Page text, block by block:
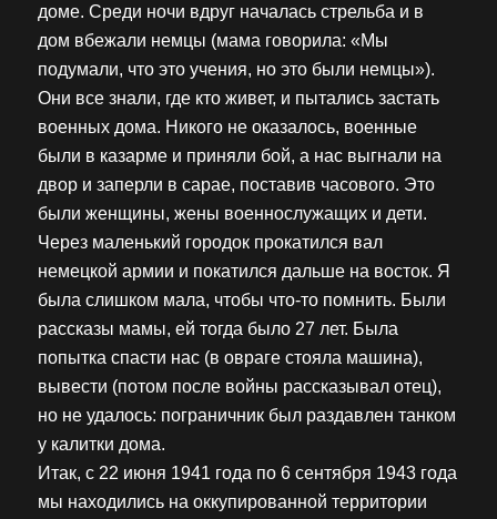
доме. Среди ночи вдруг началась стрельба и в
дом вбежали немцы (мама говорила: «Мы
подумали, что это учения, но это были немцы»).
Они все знали, где кто живет, и пытались застать
военных дома. Никого не оказалось, военные
были в казарме и приняли бой, а нас выгнали на
двор и заперли в сарае, поставив часового. Это
были женщины, жены военнослужащих и дети.
Через маленький городок прокатился вал
немецкой армии и покатился дальше на восток. Я
была слишком мала, чтобы что-то помнить. Были
рассказы мамы, ей тогда было 27 лет. Была
попытка спасти нас (в овраге стояла машина),
вывести (потом после войны рассказывал отец),
но не удалось: пограничник был раздавлен танком
у калитки дома.
Итак, с 22 июня 1941 года по 6 сентября 1943 года
мы находились на оккупированной территории